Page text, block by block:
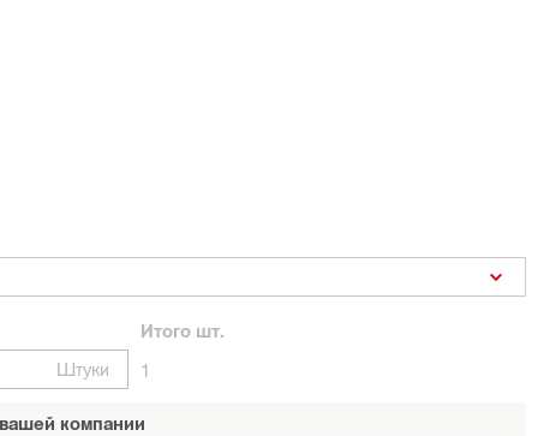
Штуки
Итого шт.
1
компании